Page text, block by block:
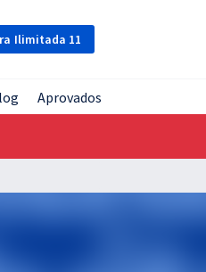
Ilimitada 11
Aprovados